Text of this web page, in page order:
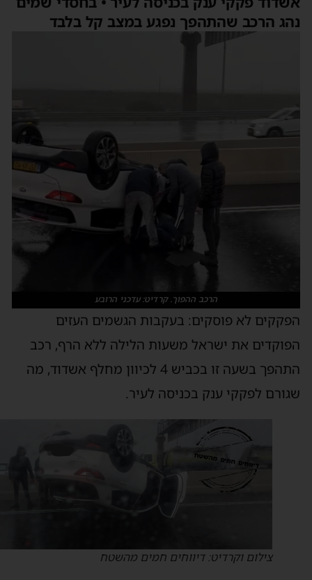
הרכב שהתהפך נפגע במצב קל בלבד
הרכב ההפוך. קרדיט: עדכני הרובע
לא פוסקים: בעקבות הגשמים העזים
את ישראל משעות הלילה ללא הרף, רכב
התהפך בשעה זו בכביש 4 לכיוון מחלף אשדוד, מה
לפקקי ענק בכניסה לעיר.
צילום וקרדיט: דיווחים חמים מהשטח